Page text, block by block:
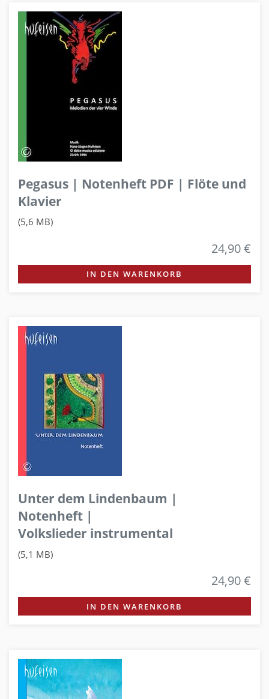
Pegasus | Notenheft PDF | Flöte und
Klavier
(5,6 MB)
24,90 €
IN DEN WARENKORB
Unter dem Lindenbaum |
Notenheft |
Volkslieder instrumental
(5,1 MB)
24,90 €
IN DEN WARENKORB